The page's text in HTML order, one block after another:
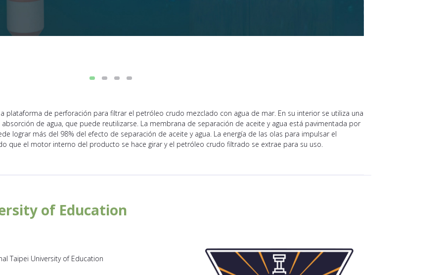
plataforma de perforación para filtrar el petróleo crudo mezclado con agua de mar. En su interior se utiliza una
de agua, que puede reutilizarse. La membrana de separación de aceite y agua está pavimentada por
lograr más del 98% del efecto de separación de aceite y agua. La energía de las olas para impulsar el
que el motor interno del producto se hace girar y el petróleo crudo filtrado se extrae para su uso.
of Education
Taipei University of Education